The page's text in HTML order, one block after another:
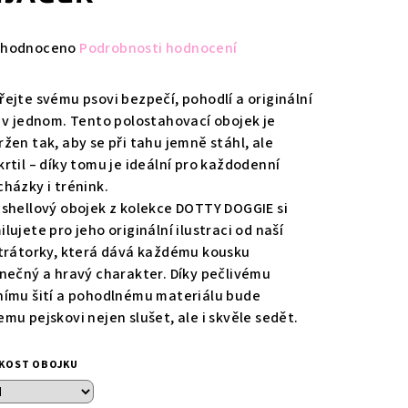
Podrobnosti hodnocení
svému psovi bezpečí, pohodlí a originální
jednom. Tento polostahovací obojek je
tak, aby se při tahu jemně stáhl, ale
– díky tomu je ideální pro každodenní
i trénink.
obojek z kolekce DOTTY DOGGIE si
pro jeho originální ilustraci od naší
která dává každému kousku
a hravý charakter. Díky pečlivému
šití a pohodlnému materiálu bude
pejskovi nejen slušet, ale i skvěle sedět.
OBOJKU